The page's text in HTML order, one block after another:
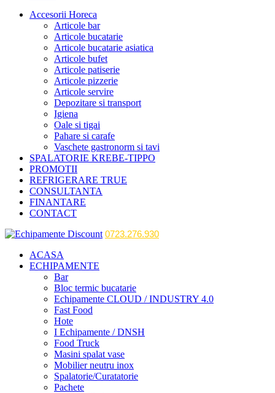
Accesorii Horeca
Articole bar
Articole bucatarie
Articole bucatarie asiatica
Articole bufet
Articole patiserie
Articole pizzerie
Articole servire
Depozitare si transport
Igiena
Oale si tigai
Pahare si carafe
Vaschete gastronorm si tavi
SPALATORIE KREBE-TIPPO
PROMOTII
REFRIGERARE TRUE
CONSULTANTA
FINANTARE
CONTACT
0723.276.930
ACASA
ECHIPAMENTE
Bar
Bloc termic bucatarie
Echipamente CLOUD / INDUSTRY 4.0
Fast Food
Hote
I Echipamente / DNSH
Food Truck
Masini spalat vase
Mobilier neutru inox
Spalatorie/Curatatorie
Pachete